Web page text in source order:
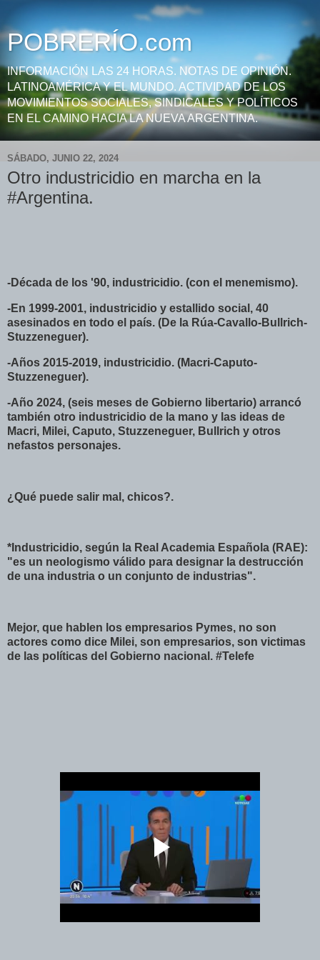
POBRERÍO.com
INFORMACIÓN LAS 24 HORAS. NOTAS DE OPINIÓN.
LATINOAMÉRICA Y EL MUNDO. ACTIVIDAD DE LOS
MOVIMIENTOS SOCIALES, SINDICALES Y POLÍTICOS
EN EL CAMINO HACIA LA NUEVA ARGENTINA.
SÁBADO, JUNIO 22, 2024
Otro industricidio en marcha en la
#Argentina.
-Década de los '90, industricidio. (con el menemismo).
-En 1999-2001, industricidio y estallido social, 40
asesinados en todo el país. (De la Rúa-Cavallo-Bullrich-
Stuzzeneguer).
-Años 2015-2019, industricidio. (Macri-Caputo-
Stuzzeneguer).
-Año 2024, (seis meses de Gobierno libertario) arrancó
también otro industricidio de la mano y las ideas de
Macri, Milei, Caputo, Stuzzeneguer, Bullrich y otros
nefastos personajes.
¿Qué puede salir mal, chicos?.
*Industricidio, según la Real Academia Española (RAE):
"es un neologismo válido para designar la destrucción
de una industria o un conjunto de industrias".
Mejor, que hablen los empresarios Pymes, no son
actores como dice Milei, son empresarios, son victimas
de las políticas del Gobierno nacional. #Telefe